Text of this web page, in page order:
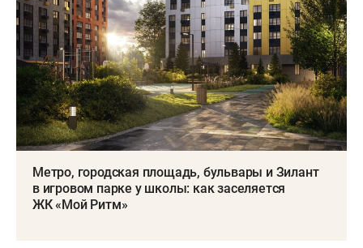
Метро, городская площадь, бульвары и Зилант
в игровом парке у школы: как заселяется
ЖК «Мой Ритм»